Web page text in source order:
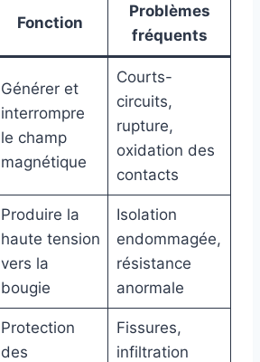
Fonction
Problèmes
fréquents
Générer et
interrompre
le champ
magnétique
Courts-
circuits,
rupture,
oxidation des
contacts
Produire la
haute tension
vers la
bougie
Isolation
endommagée,
résistance
anormale
Protection
des
Fissures,
infiltration